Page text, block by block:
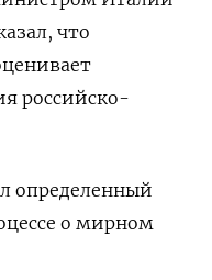
что
российско-
определенный
о мирном